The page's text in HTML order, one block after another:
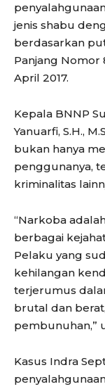
jenis shabu
berdasarkan
Panjang Nomor
April 2017.
Kepala BNNP
Yanuarfi, S.H.,
bukan hanya
penggunanya,
kriminalitas
“Narkoba
berbagai
Pelaku yang
kehilangan
terjerumus
brutal dan
pembunuhan,”
Kasus Indra